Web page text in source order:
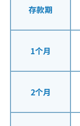
存款期
1个月
2个月